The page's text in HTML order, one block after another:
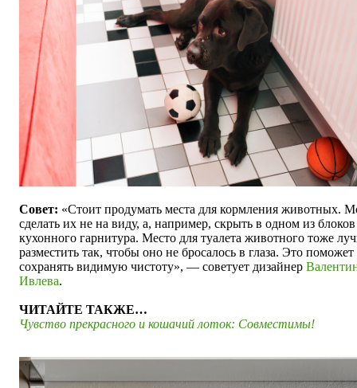
Совет: «Стоит продумать места для кормления животных.
сделать их не на виду, а, например, скрыть в одном из блоков
кухонного гарнитура. Место для туалета животного тоже
разместить так, чтобы оно не бросалось в глаза. Это поможет
сохранять видимую чистоту», — советует дизайнер
Ивлева.
ЧИТАЙТЕ ТАКЖЕ…
Чувство прекрасного и кошачий лоток: Совместимы!